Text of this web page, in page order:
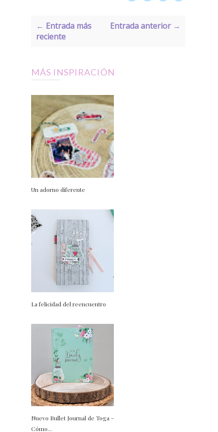
← Entrada más
reciente
Entrada anterior →
MÁS INSPIRACIÓN
Un adorno diferente
La felicidad del reencuentro
Nuevo Bullet Journal de Toga -
Cómo...